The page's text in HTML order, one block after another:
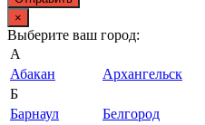
×
Выберите ваш город:
А
Абакан
Архангельск
Б
Барнаул
Белгород